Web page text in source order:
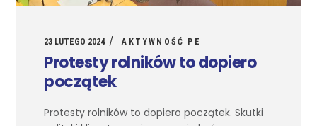
23 LUTEGO 2024 AKTYWNOŚĆ PE
Protesty rolników to dopiero
początek
Protesty rolników to dopiero początek. Skutki